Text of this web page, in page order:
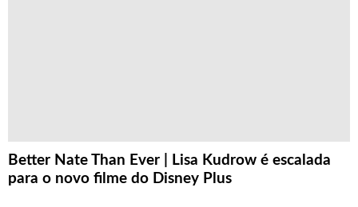
Better Nate Than Ever | Lisa Kudrow é escalada
para o novo filme do Disney Plus